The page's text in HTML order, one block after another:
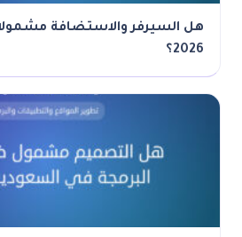
هل السيرفر والاستضافة
2026؟